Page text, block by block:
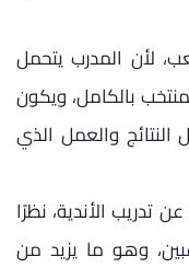
لأن المدرب يتحمل
بالكامل، ويكون
والعمل الذي
الأندية، نظرًا
وهو ما يزيد من